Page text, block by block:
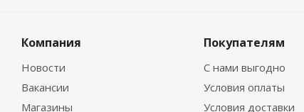
Компания
Новости
Вакансии
Магазины
Покупателям
С нами выгодно
Условия оплаты
Условия доставки